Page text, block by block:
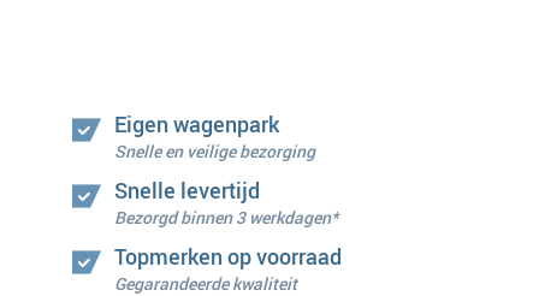
Eigen wagenpark
Snelle en veilige bezorging
Snelle levertijd
Bezorgd binnen 3 werkdagen*
Topmerken op voorraad
Gegarandeerde kwaliteit